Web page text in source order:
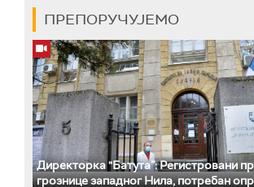
ПРЕПОРУЧУЈЕМО
Директорка "Батута”: Регистровани
грознице западног Нила, потребан